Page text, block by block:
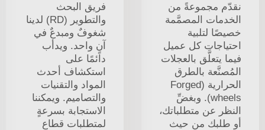
نقدّم مجموعةً من
الخدمات المصمَّمة
خصيصًا لتلبية
احتياجات كل عميل
فيما يتعلَّق بالعجلات
المُصنَّعة بالطرق
الحرارية (Forged
wheels). وبغضِّ
النظر عن متطلباتك،
أو طلبك من حيث
فريق البحث
والتطوير (RD) لدينا
شغوفٌ ومبدعٌ في
آنٍ واحد. ويدأب
دائمًا على
استكشاف أحدث
المواد والتقنيات
والتصاميم. ويمكننا
الاستجابة بسرعةٍ
لمتطلبات قطاع